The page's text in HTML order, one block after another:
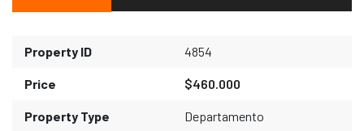
Property ID 4854
Price $460.000
Property Type Departamento